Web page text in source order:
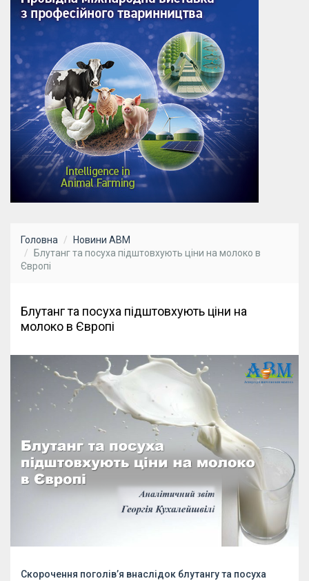
Головна
Новини АВМ
Блутанг та посуха підштовхують ціни на молоко в
Європі
Блутанг та посуха підштовхують ціни на
молоко в Європі
Скорочення поголів’я внаслідок блутангу та посуха